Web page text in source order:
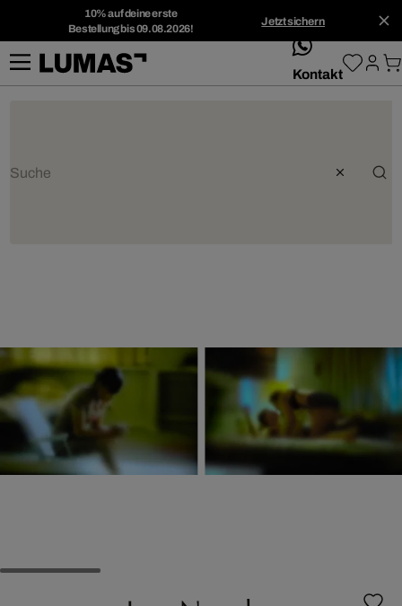
10% auf deine erste
Bestellung bis 09.08.2026!
Jetzt sichern
whatsApp
Kontakt